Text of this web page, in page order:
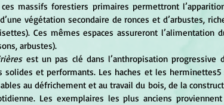
massifs forestiers primaires permettront
végétation secondaire de ronces et d’arbustes,
Ces mêmes espaces assureront l’alimentation
arbustes).
est un pas clé dans l’anthropisation progressive
solides et performants. Les haches et les
au défrichement et au travail du bois, de la
Les exemplaires les plus anciens